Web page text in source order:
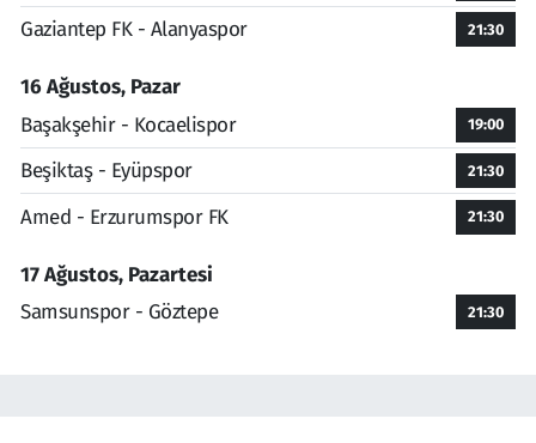
Gaziantep FK - Alanyaspor 21:30
16 Ağustos, Pazar
Başakşehir - Kocaelispor
19:00
Beşiktaş - Eyüpspor 21:30
Amed - Erzurumspor FK 21:30
17 Ağustos, Pazartesi
Samsunspor - Göztepe
21:30